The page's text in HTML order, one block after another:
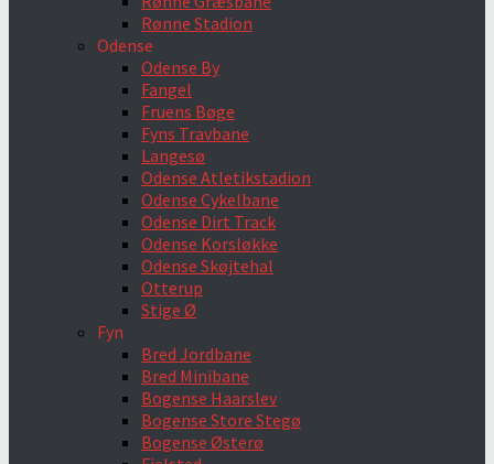
Rønne Stadion
Odense
Odense By
Fangel
Fruens Bøge
Fyns Travbane
Langesø
Odense Atletikstadion
Odense Cykelbane
Odense Dirt Track
Odense Korsløkke
Odense Skøjtehal
Otterup
Stige Ø
Fyn
Bred Jordbane
Bred Minibane
Bogense Haarslev
Bogense Store Stegø
Bogense Østerø